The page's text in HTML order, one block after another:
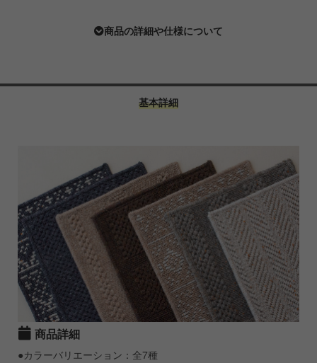
商品の詳細や仕様について
基本詳細
商品詳細
●カラーバリエーション：全7種